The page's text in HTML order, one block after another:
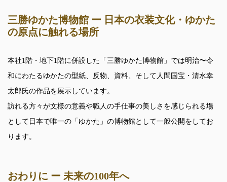
三勝ゆかた博物館 ー 日本の衣装文化・ゆかた
の原点に触れる場所
本社1階・地下1階に併設した「三勝ゆかた博物館」では明治〜令
和にわたるゆかたの型紙、反物、資料、そして人間国宝・清水幸
太郎氏の作品を展示しています。
訪れる方々が文様の意義や職人の手仕事の美しさを感じられる場
として日本で唯一の「ゆかた」の博物館として一般公開をしてお
ります。
おわりに ー 未来の100年へ